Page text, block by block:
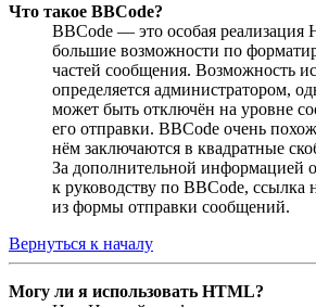
Что такое BBCode?
BBCode — это особая
большие возможности по
частей сообщения. Возможность
определяется администратором,
может быть отключён на уровне
его отправки. BBCode очень
нём заключаются в квадратные
За дополнительной информацией
к руководству по BBCode, ссылка
из формы отправки сообщений.
Вернуться к началу
Могу ли я использовать HTML?